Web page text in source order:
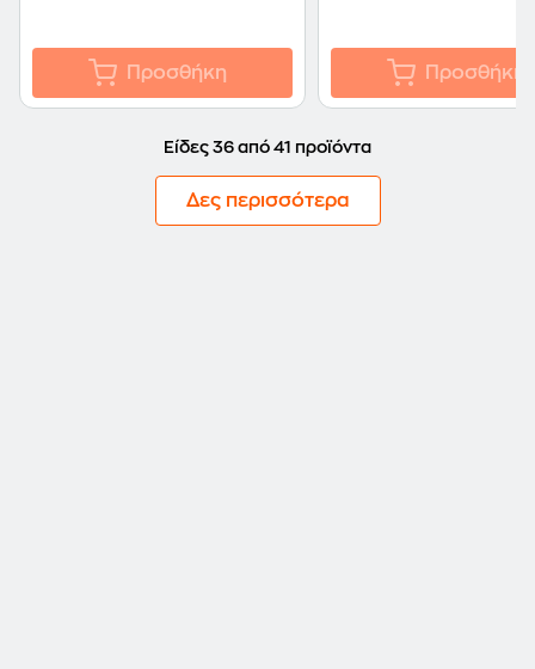
Προσθήκη Προσθήκη
Είδες 36 από 41 προϊόντα
Δες περισσότερα